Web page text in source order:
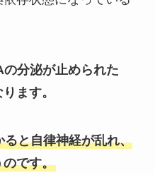
の分泌が止められた
ます。
と自律神経が乱れ、
のです。